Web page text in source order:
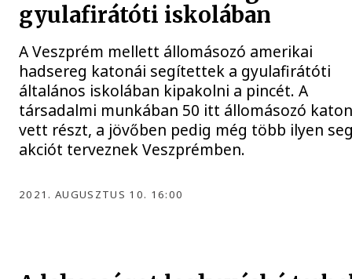
gyulafirátóti iskolában
A Veszprém mellett állomásozó amerikai
hadsereg katonái segítettek a gyulafirátóti
általános iskolában kipakolni a pincét. A
társadalmi munkában 50 itt állomásozó
vett részt, a jövőben pedig még több ilyen
akciót terveznek Veszprémben.
2021. AUGUSZTUS 10. 16:00